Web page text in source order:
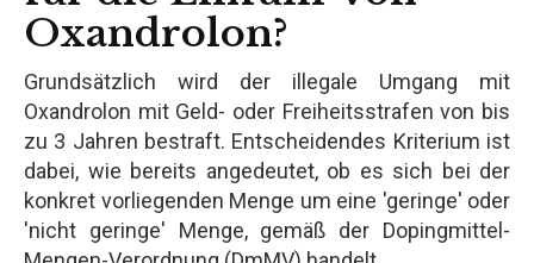
Oxandrolon?
Grundsätzlich wird der illegale Umgang mit
Oxandrolon mit Geld- oder Freiheitsstrafen von bis
zu 3 Jahren bestraft. Entscheidendes Kriterium ist
dabei, wie bereits angedeutet, ob es sich bei der
konkret vorliegenden Menge um eine 'geringe' oder
'nicht geringe' Menge, gemäß der Dopingmittel-